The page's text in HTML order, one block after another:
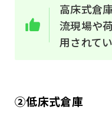
高床式倉
流現場や
用されてい
②低床式倉庫